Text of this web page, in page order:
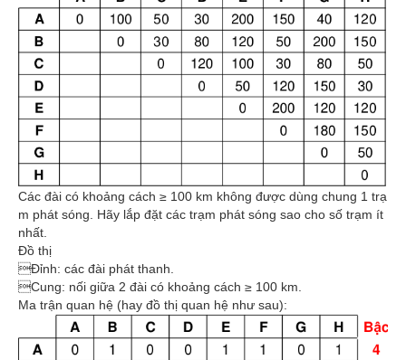
Các đài có khoảng cách ≥ 100 km không được dùng chung 1 trạ
m phát sóng. Hãy lắp đặt các trạm phát sóng sao cho số trạm ít
nhất.
Đồ thị
Đỉnh: các đài phát thanh.
Cung: nối giữa 2 đài có khoảng cách ≥ 100 km.
Ma trận quan hệ (hay đồ thị quan hệ như sau):